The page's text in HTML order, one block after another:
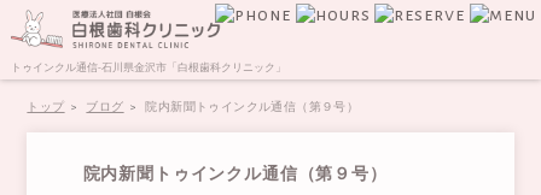
トゥインクル通信-石川県金沢市「白根歯科クリニック」
トップ ブログ 院内新聞トゥインクル通信（第９号）
院内新聞トゥインクル通信（第９号）